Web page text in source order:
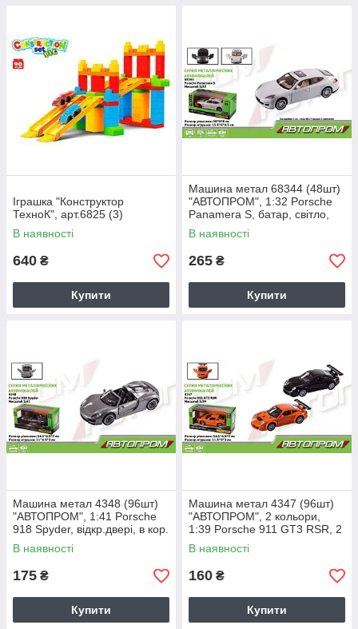
Іграшка "Конструктор
ТехноК", арт.6825 (3)
В наявності
640 ₴
Купити
Машина метал 68344 (48шт)
"АВТОПРОМ", 1:32 Porsche
Panamera S, батар, світло,
звук, відкр.двері, в кор
В наявності
265 ₴
Купити
Машина метал 4348 (96шт)
"АВТОПРОМ", 1:41 Porsche
918 Spyder, відкр.двері, в кор.
14,5 * 6,5 * 7см
В наявності
175 ₴
Купити
Машина метал 4347 (96шт)
"АВТОПРОМ", 2 кольори,
1:39 Porsche 911 GT3 RSR, 2
кольори, відкр.двері, в кор. 14
В наявності
160 ₴
Купити